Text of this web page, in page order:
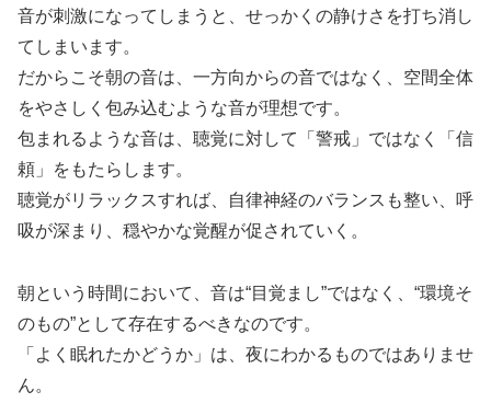
音が刺激になってしまうと、せっかくの静けさを打ち消し
てしまいます。
だからこそ朝の音は、一方向からの音ではなく、空間全体
をやさしく包み込むような音が理想です。
包まれるような音は、聴覚に対して「警戒」ではなく「信
頼」をもたらします。
聴覚がリラックスすれば、自律神経のバランスも整い、呼
吸が深まり、穏やかな覚醒が促されていく。
朝という時間において、音は“目覚まし”ではなく、“環境そ
のもの”として存在するべきなのです。
「よく眠れたかどうか」は、夜にわかるものではありませ
ん。